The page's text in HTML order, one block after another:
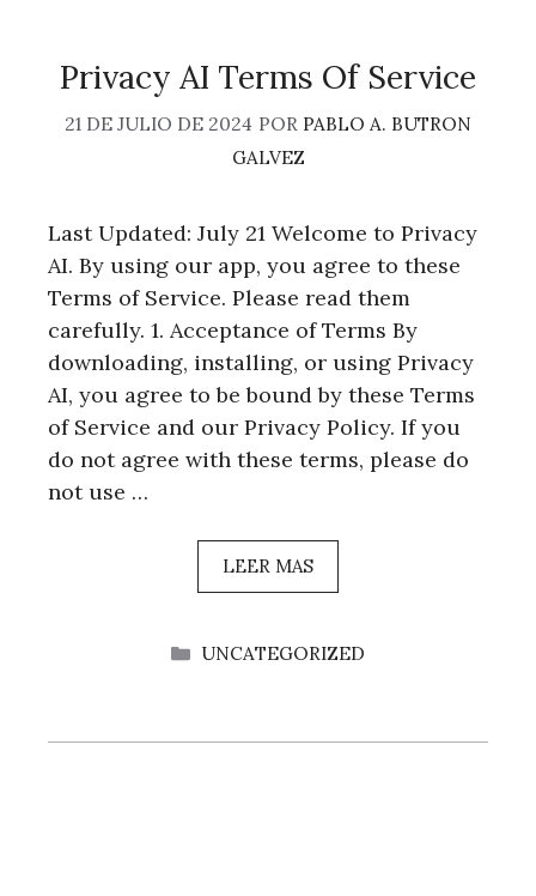
Privacy AI Terms Of Service
21 DE JULIO DE 2024 POR PABLO A. BUTRON
GALVEZ
Last Updated: July 21 Welcome to Privacy
AI. By using our app, you agree to these
Terms of Service. Please read them
carefully. 1. Acceptance of Terms By
downloading, installing, or using Privacy
AI, you agree to be bound by these Terms
of Service and our Privacy Policy. If you
do not agree with these terms, please do
not use …
LEER MAS
CATEGORÍAS
UNCATEGORIZED